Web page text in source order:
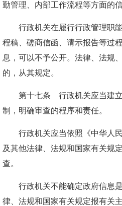
勤管理、内部工作流程等方面的
行政机关在履行行政管理职能
程稿、磋商信函、请示报告等过
息，可以不予公开。法律、法规
的，从其规定。
第十七条 行政机关应当建立
制，明确审查的程序和责任。
行政机关应当依照《中华人民
及其他法律、法规和国家有关规
查。
行政机关不能确定政府信息是
律、法规和国家有关规定报有关